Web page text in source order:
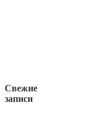
Свежие
записи